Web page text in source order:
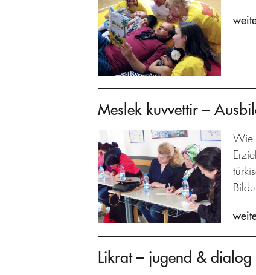
Meslek kuvvettir –
Wie
Likrat – jugend & dialog